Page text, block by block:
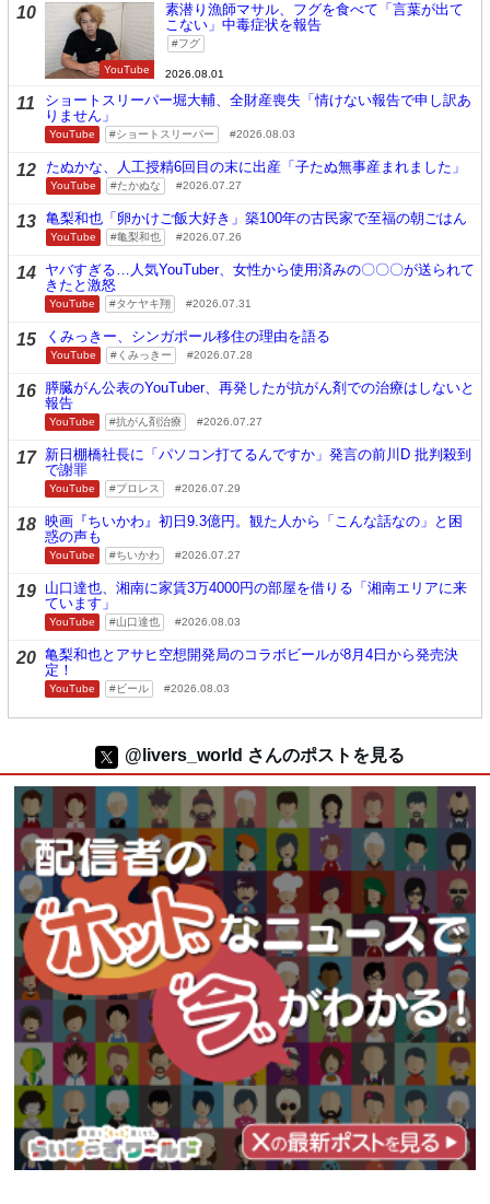
10
YouTube
素潜り漁師マサル、フグを食べて「言葉が出て
こない」中毒症状を報告
フグ
2026.08.01
11
ショートスリーパー堀大輔、全財産喪失「情けない報告で申し訳あ
りません」
YouTube ショートスリーパー 2026.08.03
12 たぬかな、人工授精6回目の末に出産「子たぬ無事産まれました」
YouTube たかぬな 2026.07.27
13 亀梨和也「卵かけご飯大好き」築100年の古民家で至福の朝ごはん
YouTube 亀梨和也 2026.07.26
14 ヤバすぎる…人気YouTuber、女性から使用済みの〇〇〇が送られて
きたと激怒
YouTube タケヤキ翔 2026.07.31
15 くみっきー、シンガポール移住の理由を語る
YouTube くみっきー 2026.07.28
16 膵臓がん公表のYouTuber、再発したが抗がん剤での治療はしないと
報告
YouTube 抗がん剤治療 2026.07.27
17 新日棚橋社長に「パソコン打てるんですか」発言の前川D 批判殺到
で謝罪
YouTube プロレス 2026.07.29
18 映画『ちいかわ』初日9.3億円。観た人から「こんな話なの」と困
惑の声も
YouTube ちいかわ 2026.07.27
19 山口達也、湘南に家賃3万4000円の部屋を借りる「湘南エリアに来
ています」
YouTube 山口達也 2026.08.03
20 亀梨和也とアサヒ空想開発局のコラボビールが8月4日から発売決
定！
YouTube ビール 2026.08.03
@livers_world さんのポストを見る